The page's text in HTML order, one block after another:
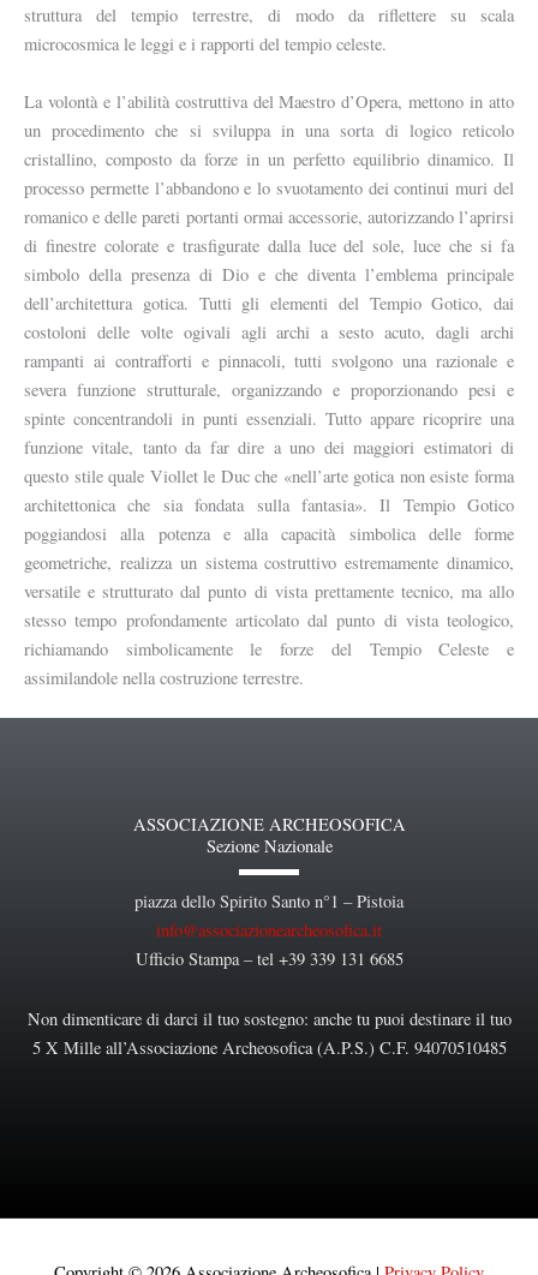
struttura del tempio terrestre, di modo da riflettere su scala
microcosmica le leggi e i rapporti del tempio celeste.
La volontà e l’abilità costruttiva del Maestro d’Opera, mettono in atto
un procedimento che si sviluppa in una sorta di logico reticolo
cristallino, composto da forze in un perfetto equilibrio dinamico. Il
processo permette l’abbandono e lo svuotamento dei continui muri del
romanico e delle pareti portanti ormai accessorie, autorizzando l’aprirsi
di finestre colorate e trasfigurate dalla luce del sole, luce che si fa
simbolo della presenza di Dio e che diventa l’emblema principale
dell’architettura gotica. Tutti gli elementi del Tempio Gotico, dai
costoloni delle volte ogivali agli archi a sesto acuto, dagli archi
rampanti ai contrafforti e pinnacoli, tutti svolgono una razionale e
severa funzione strutturale, organizzando e proporzionando pesi e
spinte concentrandoli in punti essenziali. Tutto appare ricoprire una
funzione vitale, tanto da far dire a uno dei maggiori estimatori di
questo stile quale Viollet le Duc che «nell’arte gotica non esiste forma
architettonica che sia fondata sulla fantasia». Il Tempio Gotico
poggiandosi alla potenza e alla capacità simbolica delle forme
geometriche, realizza un sistema costruttivo estremamente dinamico,
versatile e strutturato dal punto di vista prettamente tecnico, ma allo
stesso tempo profondamente articolato dal punto di vista teologico,
richiamando simbolicamente le forze del Tempio Celeste e
assimilandole nella costruzione terrestre.
ASSOCIAZIONE ARCHEOSOFICA
Sezione Nazionale
piazza dello Spirito Santo n°1 – Pistoia
info@associazionearcheosofica.it
Ufficio Stampa – tel +39 339 131 6685
Non dimenticare di darci il tuo sostegno: anche tu puoi destinare il tuo
5 X Mille all’Associazione Archeosofica (A.P.S.) C.F. 94070510485